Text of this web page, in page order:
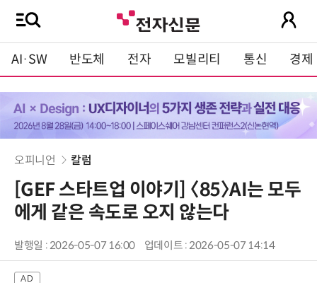
AI·SW 반도체 전자 모빌리티 통신 경제
오피니언 칼럼
[GEF 스타트업 이야기] 〈85〉AI는 모두
에게 같은 속도로 오지 않는다
발행일 : 2026-05-07 16:00 업데이트 : 2026-05-07 14:14